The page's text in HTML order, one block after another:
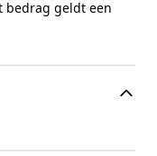
bedrag geldt een